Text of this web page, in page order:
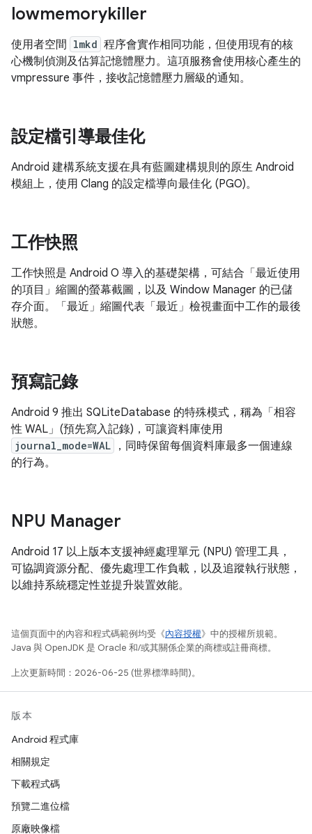
lowmemorykiller
使用者空間 lmkd 程序會實作相同功能，但使用現有的核
心機制偵測及估算記憶體壓力。這項服務會使用核心產生的
vmpressure 事件，接收記憶體壓力層級的通知。
設定檔引導最佳化
Android 建構系統支援在具有藍圖建構規則的原生 Android
模組上，使用 Clang 的設定檔導向最佳化 (PGO)。
工作快照
工作快照是 Android O 導入的基礎架構，可結合「最近使用
的項目」縮圖的螢幕截圖，以及 Window Manager 的已儲
存介面。「最近」縮圖代表「最近」檢視畫面中工作的最後
狀態。
預寫記錄
Android 9 推出 SQLiteDatabase 的特殊模式，稱為「相容
性 WAL」(預先寫入記錄)，可讓資料庫使用
journal_mode=WAL
，同時保留每個資料庫最多一個連線
的行為。
NPU Manager
Android 17 以上版本支援神經處理單元 (NPU) 管理工具，
可協調資源分配、優先處理工作負載，以及追蹤執行狀態，
以維持系統穩定性並提升裝置效能。
這個頁面中的內容和程式碼範例均受《內容授權》中的授權所規範。
Java 與 OpenJDK 是 Oracle 和/或其關係企業的商標或註冊商標。
上次更新時間：2026-06-25 (世界標準時間)。
版本
Android 程式庫
相關規定
下載程式碼
預覽二進位檔
原廠映像檔